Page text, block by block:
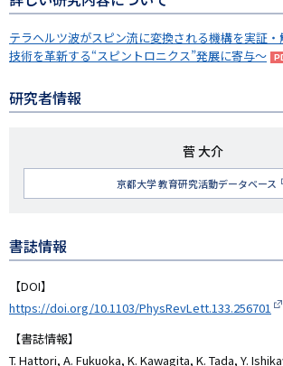
テラヘルツ波がスピン流に変換される機構を実証・
技術を革新する“スピントロニクス”発展に寄与～
研究者情報
研
究
者
菅 大介
京都大学 教育研究活動データベース
書誌情報
【DOI】
https://doi.org/10.1103/PhysRevLett.133.256701
【書誌情報】
T. Hattori, A. Fukuoka, K. Kawagita, K. Tada, Y.